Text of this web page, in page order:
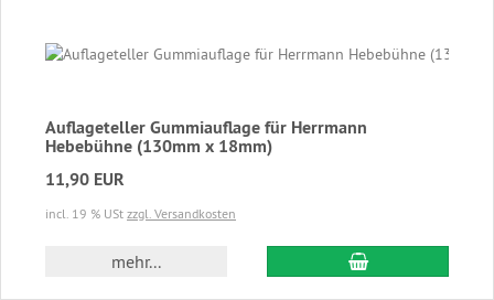
Auflageteller Gummiauflage für Herrmann
Hebebühne (130mm x 18mm)
11,90 EUR
incl. 19 % USt zzgl. Versandkosten
mehr... In den